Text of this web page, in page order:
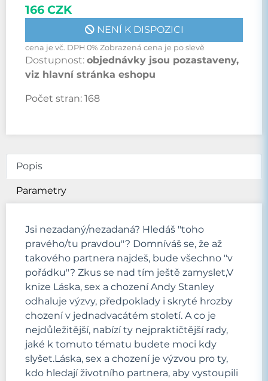
166 CZK
NENÍ K DISPOZICI
cena je vč. DPH 0% Zobrazená cena je po slevě
Dostupnost: objednávky jsou pozastaveny,
viz hlavní stránka eshopu
Počet stran: 168
Popis
Parametry
Jsi nezadaný/nezadaná? Hledáš "toho
pravého/tu pravdou"? Domníváš se, že až
takového partnera najdeš, bude všechno "v
pořádku"? Zkus se nad tím ještě zamyslet,V
knize Láska, sex a chození Andy Stanley
odhaluje výzvy, předpoklady i skryté hrozby
chození v jednadvacátém století. A co je
nejdůležitější, nabízí ty nejpraktičtější rady,
jaké k tomuto tématu budete moci kdy
slyšet.Láska, sex a chození je výzvou pro ty,
kdo hledají životního partnera, aby vystoupili